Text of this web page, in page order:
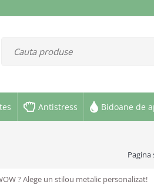
Antistress Bidoane de
Pagina
? Alege un stilou metalic personalizat!